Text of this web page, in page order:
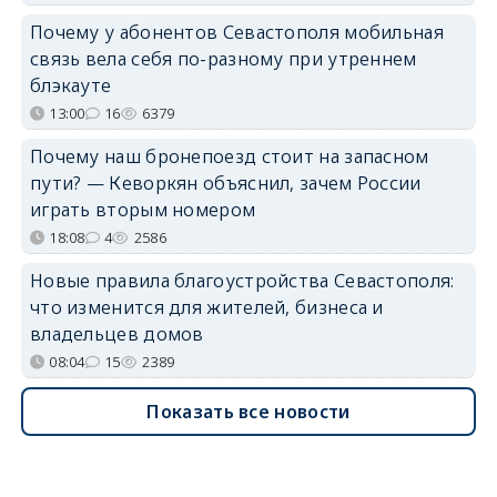
Почему у абонентов Севастополя мобильная
связь вела себя по-разному при утреннем
блэкауте
13:00 16 6379
Почему наш бронепоезд стоит на запасном
пути? — Кеворкян объяснил, зачем России
играть вторым номером
18:08 4 2586
Новые правила благоустройства Севастополя:
что изменится для жителей, бизнеса и
владельцев домов
08:04 15 2389
Показать все новости